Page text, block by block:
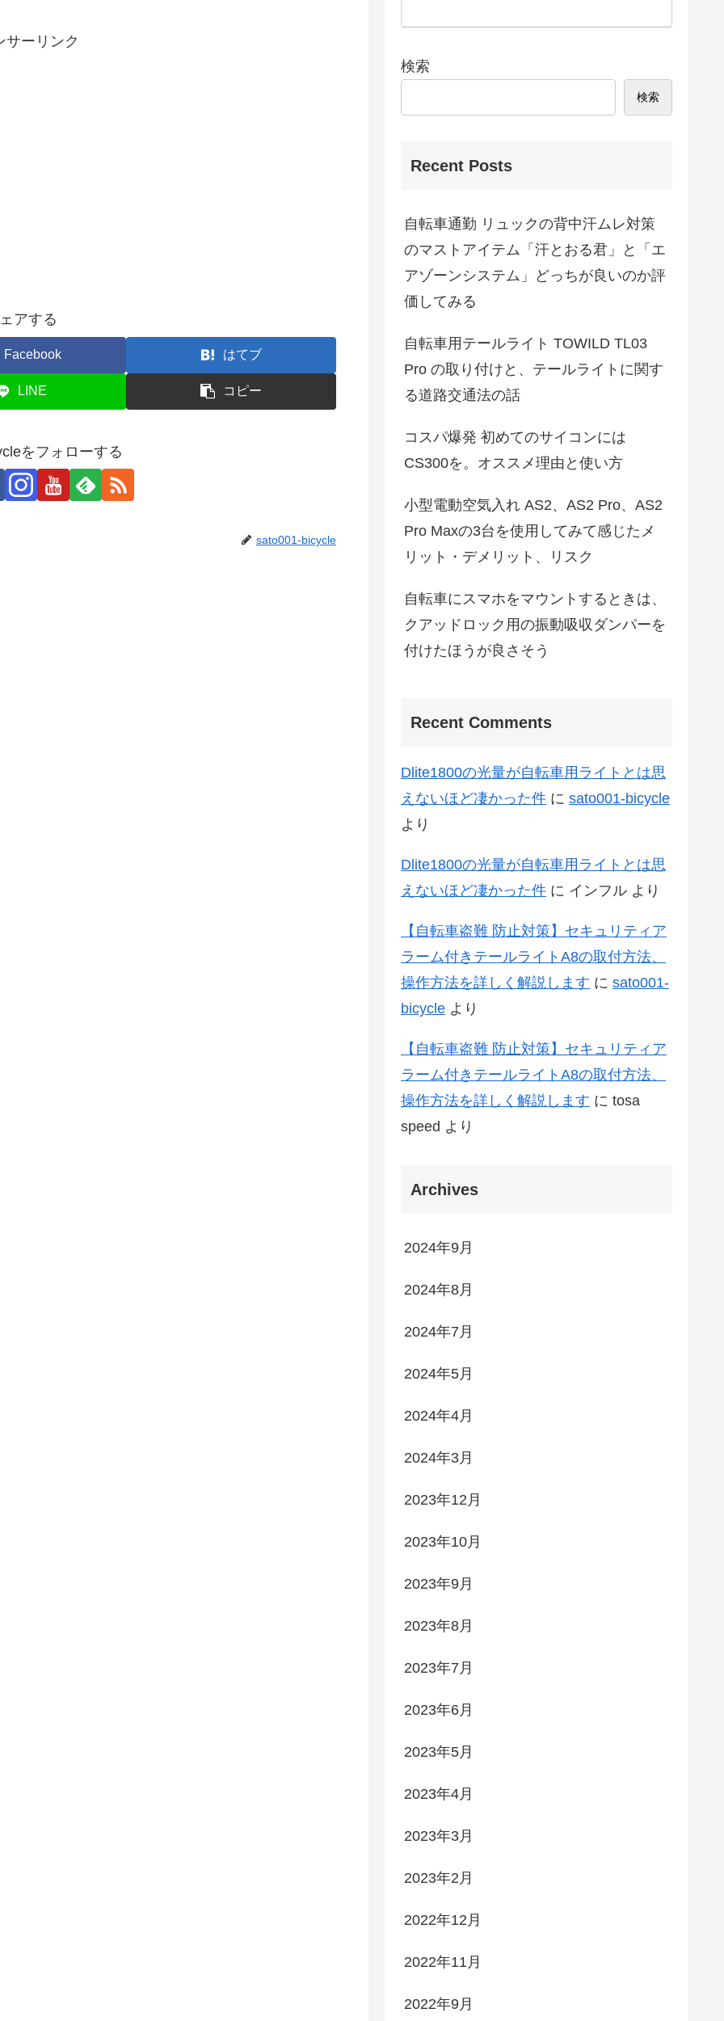
サーリンク
アする
Facebook はてブ
LINE コピー
をフォローする
sato001-bicycle
検索
検索
Recent Posts
自転車通勤 リュックの背中汗ムレ対策
のマストアイテム「汗とおる君」と「エ
アゾーンシステム」どっちが良いのか評
価してみる
自転車用テールライト TOWILD TL03
Pro の取り付けと、テールライトに関す
る道路交通法の話
コスパ爆発 初めてのサイコンには
CS300を。オススメ理由と使い方
小型電動空気入れ AS2、AS2 Pro、AS2
Pro Maxの3台を使用してみて感じたメ
リット・デメリット、リスク
自転車にスマホをマウントするときは、
クアッドロック用の振動吸収ダンパーを
付けたほうが良さそう
Recent Comments
Dlite1800の光量が自転車用ライトとは思
えないほど凄かった件 に sato001-bicycle
より
Dlite1800の光量が自転車用ライトとは思
えないほど凄かった件 に インフル より
【自転車盗難 防止対策】セキュリティア
ラーム付きテールライトA8の取付方法、
操作方法を詳しく解説します に sato001-
bicycle より
【自転車盗難 防止対策】セキュリティア
ラーム付きテールライトA8の取付方法、
操作方法を詳しく解説します に tosa
speed より
Archives
2024年9月
2024年8月
2024年7月
2024年5月
2024年4月
2024年3月
2023年12月
2023年10月
2023年9月
2023年8月
2023年7月
2023年6月
2023年5月
2023年4月
2023年3月
2023年2月
2022年12月
2022年11月
2022年9月